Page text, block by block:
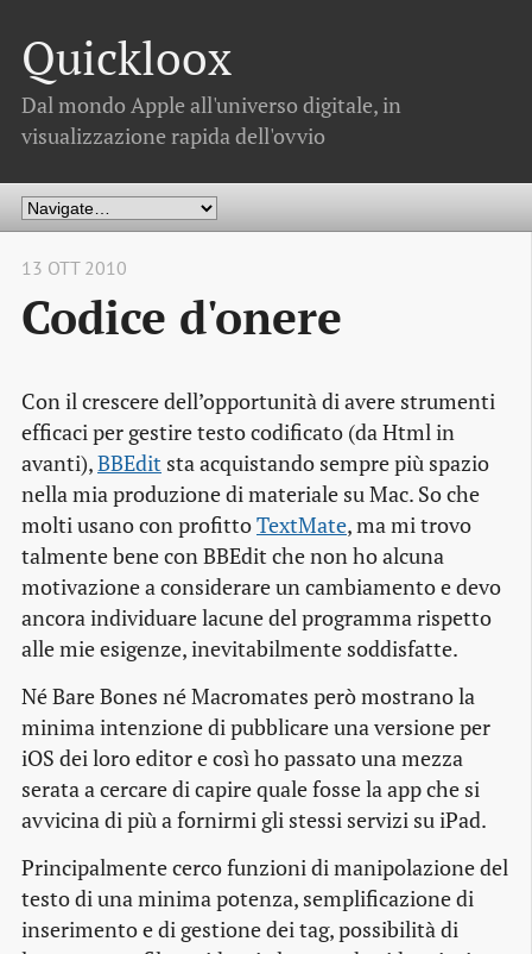
Quickloox
Dal mondo Apple all'universo digitale, in
visualizzazione rapida dell'ovvio
13 OTT 2010
Codice d'onere
Con il crescere dell’opportunità di avere strumenti
efficaci per gestire testo codificato (da Html in
avanti),BBEdit sta acquistando sempre più spazio
nella mia produzione di materiale su Mac. So che
molti usano con profittoTextMate, ma mi trovo
talmente bene con BBEdit che non ho alcuna
motivazione a considerare un cambiamento e devo
ancora individuare lacune del programma rispetto
alle mie esigenze, inevitabilmente soddisfatte.
Né Bare Bones né Macromates però mostrano la
minima intenzione di pubblicare una versione per
iOS dei loro editor e così ho passato una mezza
serata a cercare di capire quale fosse la app che si
avvicina di più a fornirmi gli stessi servizi su iPad.
Principalmente cerco funzioni di manipolazione del
testo di una minima potenza, semplificazione di
inserimento e di gestione deitag, possibilità di